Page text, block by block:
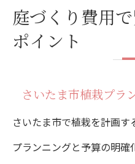
庭づくり費用
ポイント
さいたま市植栽プラ
さいたま市で植栽を計画
プランニングと予算の明